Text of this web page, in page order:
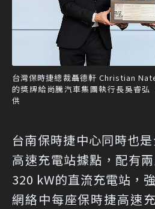
台灣保時捷總裁聶德軒 Christian
的獎牌給尚騰汽車集團執行長吳睿弘
供
台南保時捷中心同時也
高速充電站據點，配有
320 kW的直流充電站，
網絡中每座保時捷高速